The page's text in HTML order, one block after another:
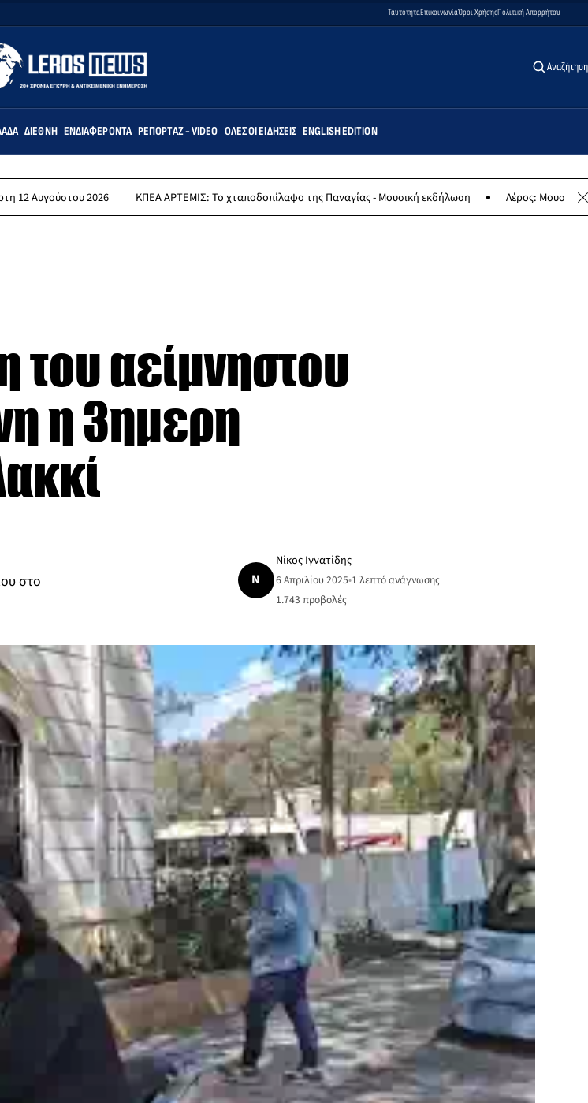
ΤαυτότηταΕπικοινωνίαΌροι ΧρήσηςΠολιτική Απορρήτου
Αναζήτηση
ΔΙΕΘΝΉ ΕΝΔΙΑΦΈΡΟΝΤΑ ΡΕΠΟΡΤΆΖ - VIDEO ΌΛΕΣ ΟΙ ΕΙΔΉΣΕΙΣ ENGLISH EDITION
2026 ΚΠΕΑ ΑΡΤΕΜΙΣ: Το χταποδοπίλαφο της Παναγίας - Μουσική εκδήλωση Λέρος: Μουσική συναυλία
του αείμνηστου
η 3ημερη
στο
Ν
Νίκος Ιγνατίδης
6 Απριλίου 2025•1 λεπτό ανάγνωσης
1.743 προβολές